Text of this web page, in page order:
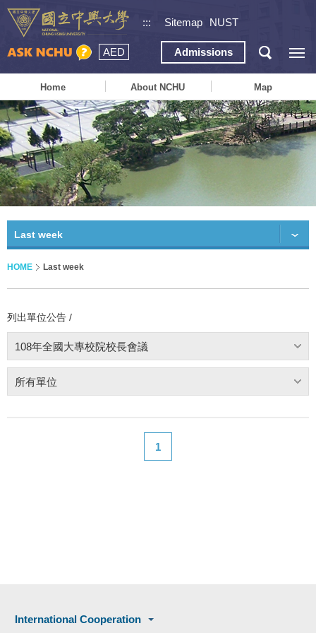
::: Sitemap NUST
AED Admissions
Home About NCHU Map
Last week
HOME Last week
列出單位公告 /
108年全國大專校院校長會議
所有單位
1
International Cooperation